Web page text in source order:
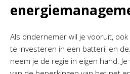
Als ondernemer wil je vooruit,
te investeren in een batterij en
neem je de regie in eigen hand.